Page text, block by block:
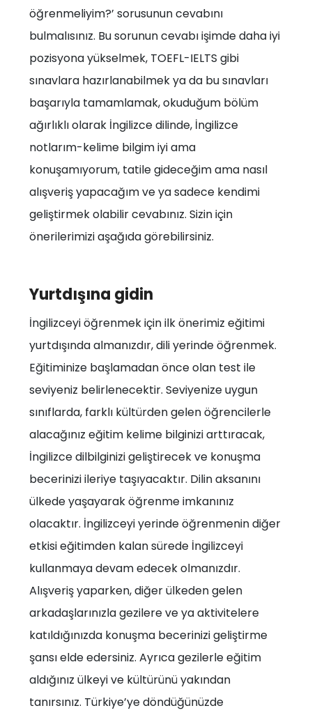
öğrenmeliyim?’ sorusunun cevabını
bulmalısınız. Bu sorunun cevabı işimde daha iyi
pozisyona yükselmek, TOEFL-IELTS gibi
sınavlara hazırlanabilmek ya da bu sınavları
başarıyla tamamlamak, okuduğum bölüm
ağırlıklı olarak İngilizce dilinde, İngilizce
notlarım-kelime bilgim iyi ama
konuşamıyorum, tatile gideceğim ama nasıl
alışveriş yapacağım ve ya sadece kendimi
geliştirmek olabilir cevabınız. Sizin için
önerilerimizi aşağıda görebilirsiniz.
Yurtdışına gidin
İngilizceyi öğrenmek için ilk önerimiz eğitimi
yurtdışında almanızdır, dili yerinde öğrenmek.
Eğitiminize başlamadan önce olan test ile
seviyeniz belirlenecektir. Seviyenize uygun
sınıflarda, farklı kültürden gelen öğrencilerle
alacağınız eğitim kelime bilginizi arttıracak,
İngilizce dilbilginizi geliştirecek ve konuşma
becerinizi ileriye taşıyacaktır. Dilin aksanını
ülkede yaşayarak öğrenme imkanınız
olacaktır. İngilizceyi yerinde öğrenmenin diğer
etkisi eğitimden kalan sürede İngilizceyi
kullanmaya devam edecek olmanızdır.
Alışveriş yaparken, diğer ülkeden gelen
arkadaşlarınızla gezilere ve ya aktivitelere
katıldığınızda konuşma becerinizi geliştirme
şansı elde edersiniz. Ayrıca gezilerle eğitim
aldığınız ülkeyi ve kültürünü yakından
tanırsınız. Türkiye’ye döndüğünüzde